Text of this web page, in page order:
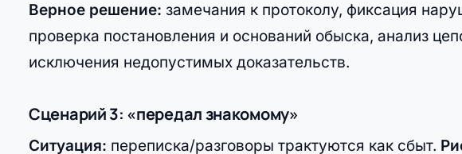
Верное решение: замечания к протоколу, фиксация
проверка постановления и оснований обыска, анализ
исключения недопустимых доказательств.
Сценарий 3: «передал знакомому»
Ситуация: переписка/разговоры трактуются как сбыт.